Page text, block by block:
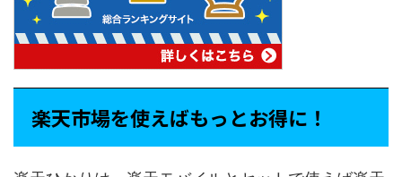
楽天市場を使えばもっとお得に！